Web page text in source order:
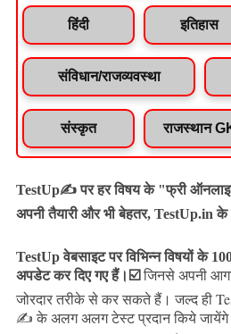
हिंदी इतिहास
संविधान/राजव्यवस्था
संस्कृत राजस्थान
TestUp✍️ पर हर विषय के "फ्री
अपनी तैयारी और भी बेहतर, TestUp.in
TestUp वेबसाइट पर विभिन्न विषयों के
अपडेट कर दिए गए हैं। ☑️ जिनसे अपनी
जोरदार तरीके से कर सकते हैं।जल्द ही
✍️ के अलग अलग टेस्ट प्रदान किये